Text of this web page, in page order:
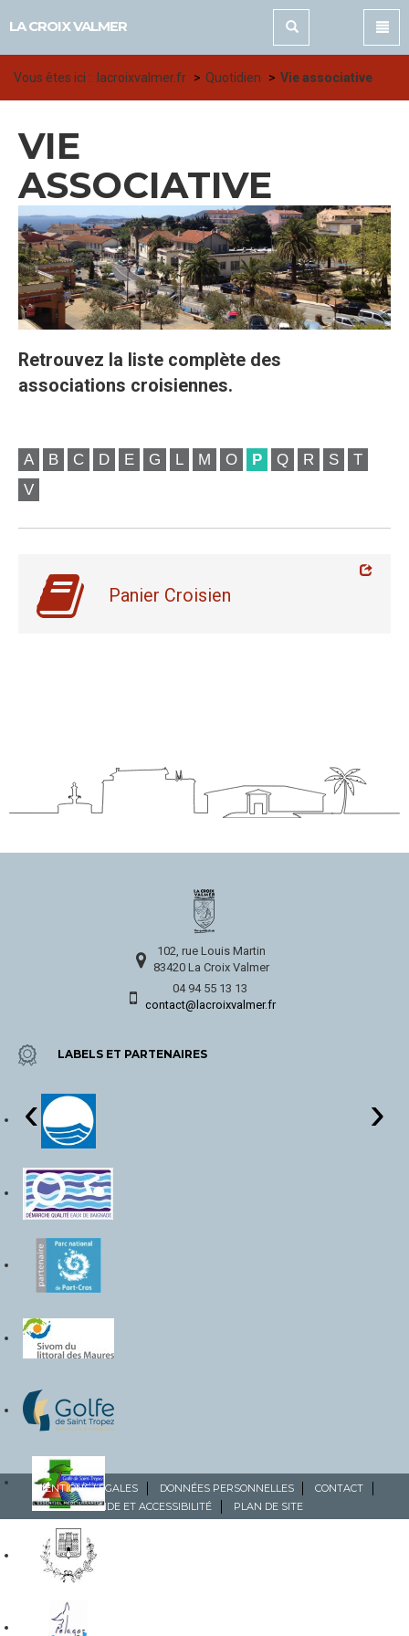
LA CROIX VALMER
Vous êtes ici : lacroixvalmer.fr Quotidien Vie associative
VIE
ASSOCIATIVE
Retrouvez la liste complète des
associations croisiennes.
A B C D E G L M O P Q R S
T
V
Panier Croisien
102, rue Louis Martin
83420 La Croix Valmer
04 94 55 13 13
contact@lacroixvalmer.fr
LABELS ET PARTENAIRES
‹ ›
MENTIONS LÉGALES DONNÉES PERSONNELLES
CONTACT
AIDE ET ACCESSIBILITÉ
PLAN DE SITE